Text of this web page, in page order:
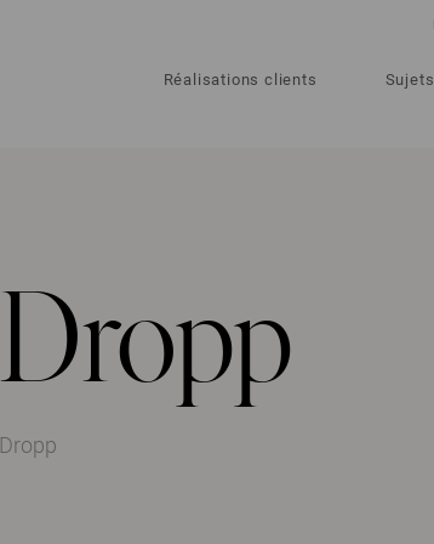
Réalisations clients
Dropp
Dropp